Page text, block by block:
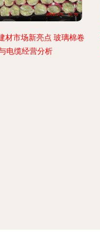
材市场新亮点 玻璃棉卷
电缆经营分析